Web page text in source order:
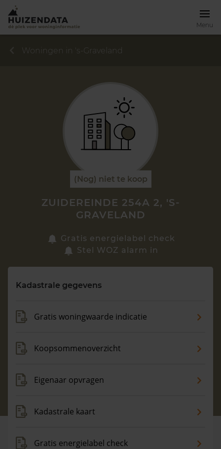
Menu
Vragen? Neem contact met ons op
088 220 4200
Woningen in 's-Graveland
(Nog) niet te koop
ZUIDEREINDE 254A 2, 'S-
GRAVELAND
Gratis energielabel check
Stel WOZ alarm in
Kadastrale gegevens
Gratis woningwaarde indicatie
Koopsommenoverzicht
Eigenaar opvragen
Kadastrale kaart
Gratis energielabel check